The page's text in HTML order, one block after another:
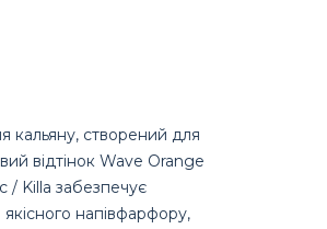
кальяну, створений для
відтінок Wave Orange
/ Killa забезпечує
напівфарфору,